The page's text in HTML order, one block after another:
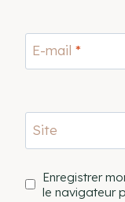
E-mail *
Site
Enregistrer
le navigateur